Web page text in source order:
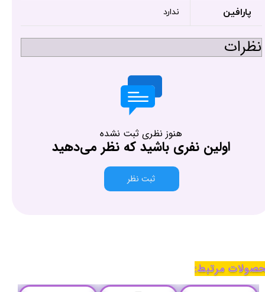
پارافین ندارد
نظرات
هنوز نظری ثبت نشده
اولین نفری باشید که نظر می‌دهید
ثبت نظر
مرتبط: